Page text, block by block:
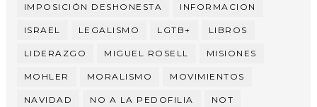
IMPOSICIÓN DESHONESTA INFORMACION
ISRAEL LEGALISMO LGTB+ LIBROS
LIDERAZGO MIGUEL ROSELL MISIONES
MOHLER MORALISMO MOVIMIENTOS
NAVIDAD NO A LA PEDOFILIA NOT